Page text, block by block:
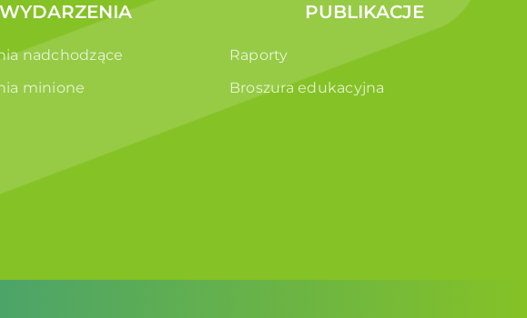
WYDARZENIA
nadchodzące
minione
PUBLIKACJE
Raporty
Broszura edukacyjna